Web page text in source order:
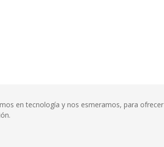
en tecnología y nos esmeramos, para ofrecer